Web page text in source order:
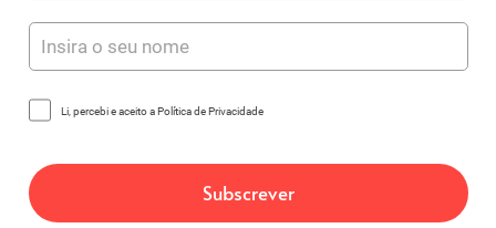
Li, percebi e aceito a Política de Privacidade